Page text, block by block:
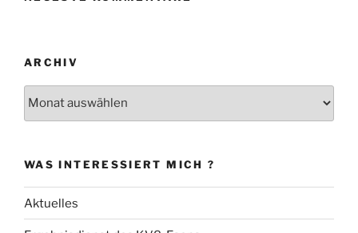
ARCHIV
Archiv
WAS INTERESSIERT MICH ?
Aktuelles